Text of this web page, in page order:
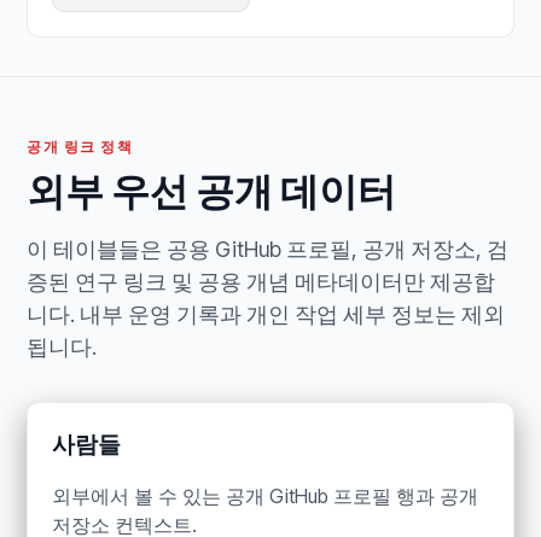
공개 링크 정책
외부 우선 공개 데이터
이 테이블들은 공용 GitHub 프로필, 공개 저장소, 검
증된 연구 링크 및 공용 개념 메타데이터만 제공합
니다. 내부 운영 기록과 개인 작업 세부 정보는 제외
됩니다.
사람들
외부에서 볼 수 있는 공개 GitHub 프로필 행과 공개
저장소 컨텍스트.